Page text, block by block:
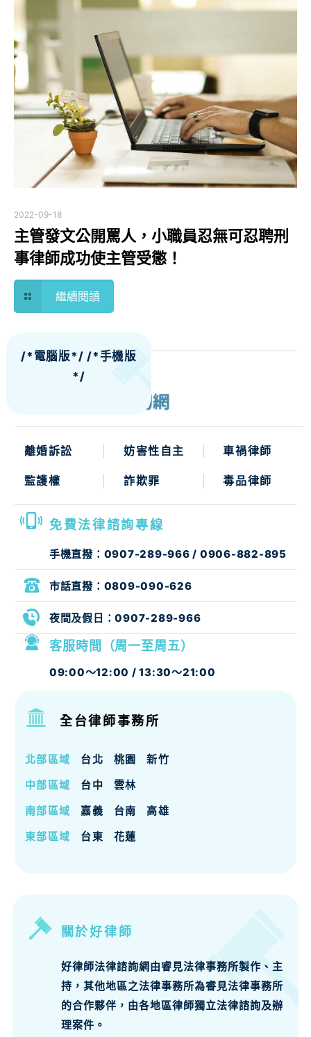
2022-09-18
主管發文公開罵人，小職員忍無可忍聘刑
事律師成功使主管受懲！
繼續閱讀
/*電腦版*//*手機版
*/
關於好律師
好律師法律諮詢網由睿見法律事務所製作、主
持，其他地區之法律事務所為睿見法律事務所
的合作夥伴，由各地區律師獨立法律諮詢及辦
理案件。
離婚訴訟 妨害性自主 車禍律師
監護權 詐欺罪 毒品律師
免費法律諮詢專線
手機直撥： 0907-289-966 / 0906-882-895
市話直撥： 0809-090-626
客服時間（周一至周五）
09:00～12:00 / 13:30～21:00
夜間及假日：0907-289-966
全台律師事務所
北部區域 台北 桃園 新竹
南部區域 嘉義 台南 高雄
中部區域 台中 雲林
東部區域 台東 花蓮